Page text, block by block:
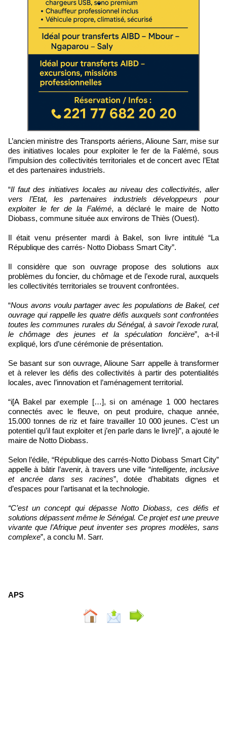
L’ancien ministre des Transports aériens, Alioune Sarr, mise sur
des initiatives locales pour exploiter le fer de la Falémé, sous
l’impulsion des collectivités territoriales et de concert avec l’Etat
et des partenaires industriels.
“Il faut des initiatives locales au niveau des collectivités, aller
vers l’Etat, les partenaires industriels développeurs pour
exploiter le fer de la Falémé, a déclaré le maire de Notto
Diobass, commune située aux environs de Thiès (Ouest).
Il était venu présenter mardi à Bakel, son livre intitulé “La
République des carrés- Notto Diobass Smart City”.
Il considère que son ouvrage propose des solutions aux
problèmes du foncier, du chômage et de l’exode rural, auxquels
les collectivités territoriales se trouvent confrontées.
“Nous avons voulu partager avec les populations de Bakel, cet
ouvrage qui rappelle les quatre défis auxquels sont confrontées
toutes les communes rurales du Sénégal, à savoir l’exode rural,
le chômage des jeunes et la spéculation foncière”, a-t-il
expliqué, lors d’une cérémonie de présentation.
Se basant sur son ouvrage, Alioune Sarr appelle à transformer
et à relever les défis des collectivités à partir des potentialités
locales, avec l’innovation et l’aménagement territorial.
“i[A Bakel par exemple […], si on aménage 1 000 hectares
connectés avec le fleuve, on peut produire, chaque année,
15.000 tonnes de riz et faire travailler 10 000 jeunes. C’est un
potentiel qu’il faut exploiter et j’en parle dans le livre]i”, a ajouté le
maire de Notto Diobass.
Selon l’édile, “République des carrés-Notto Diobass Smart City”
appelle à bâtir l’avenir, à travers une ville “intelligente, inclusive
et ancrée dans ses racines”, dotée d’habitats dignes et
d’espaces pour l’artisanat et la technologie.
“C’est un concept qui dépasse Notto Diobass, ces défis et
solutions dépassent même le Sénégal. Ce projet est une preuve
vivante que l’Afrique peut inventer ses propres modèles, sans
complexe”, a conclu M. Sarr.
APS